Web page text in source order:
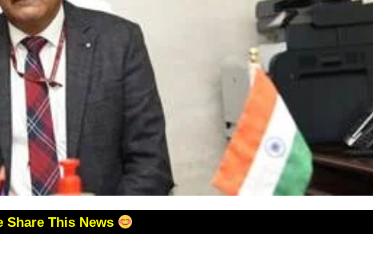
Share This News